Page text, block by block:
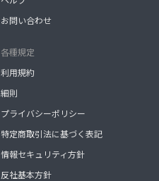
お問い合わせ
各種規定
利用規約
細則
プライバシーポリシー
特定商取引法に基づく表記
情報セキュリティ方針
反社基本方針